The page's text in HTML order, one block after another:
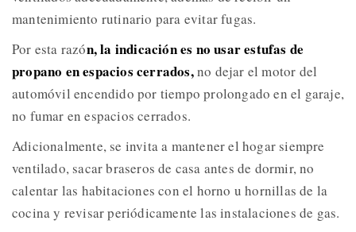
mantenimiento rutinario para evitar fugas.
Por esta razón, la indicación es no usar estufas de
propano en espacios cerrados,no dejar el motor del
automóvil encendido por tiempo prolongado en el garaje,
no fumar en espacios cerrados.
Adicionalmente, se invita a mantener el hogar siempre
ventilado, sacar braseros de casa antes de dormir, no
calentar las habitaciones con el horno u hornillas de la
cocina y revisar periódicamente las instalaciones de gas.